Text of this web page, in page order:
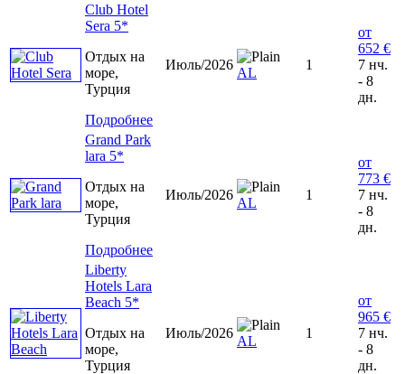
Club Hotel
Sera 5*
Отдых на
море,
Турция
Подробнее
Июль/2026
AL
1
от
652 €
7 нч.
- 8
дн.
Grand Park
lara 5*
Отдых на
море,
Турция
Подробнее
Июль/2026
AL
1
от
773 €
7 нч.
- 8
дн.
Liberty
Hotels Lara
Beach 5*
Отдых на
море,
Турция
Июль/2026
AL
1
от
965 €
7 нч.
- 8
дн.